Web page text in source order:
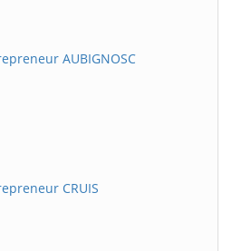
AUBIGNOSC
CRUIS